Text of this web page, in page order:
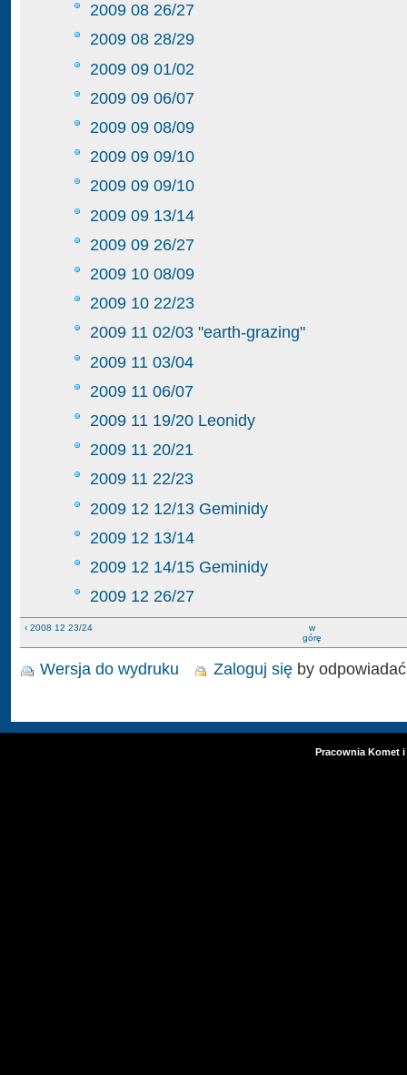
2009 08 26/27
2009 08 28/29
2009 09 01/02
2009 09 06/07
2009 09 08/09
2009 09 09/10
2009 09 09/10
2009 09 13/14
2009 09 26/27
2009 10 08/09
2009 10 22/23
2009 11 02/03 "earth-grazing"
2009 11 03/04
2009 11 06/07
2009 11 19/20 Leonidy
2009 11 20/21
2009 11 22/23
2009 12 12/13 Geminidy
2009 12 13/14
2009 12 14/15 Geminidy
2009 12 26/27
‹ 2008 12 23/24
w
górę
Wersja do wydruku Zaloguj się by odpowiadać
Pracownia Komet